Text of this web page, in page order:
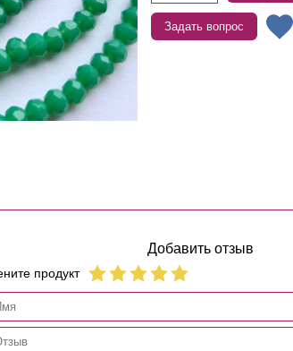
Задать вопрос
Добавить отзыв
продукт